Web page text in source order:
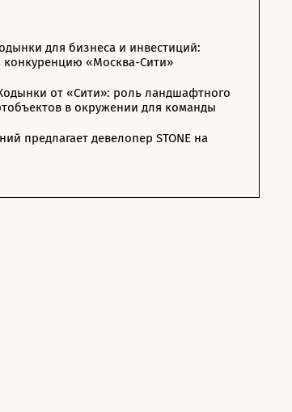
для бизнеса и инвестиций:
конкуренцию «Москва-Сити»
от «Сити»: роль ландшафтного
в окружении для команды
предлагает девелопер STONE на